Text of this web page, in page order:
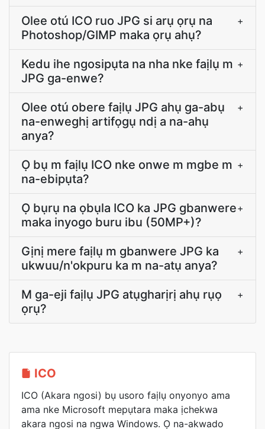
Olee otú ICO ruo JPG si arụ ọrụ na
Photoshop/GIMP maka ọrụ ahụ?
+
Kedu ihe ngosipụta na nha nke faịlụ m
JPG ga-enwe?
+
Olee otú obere faịlụ JPG ahụ ga-abụ
na-enweghị artifọgụ ndị a na-ahụ
anya?
+
Ọ bụ m faịlụ ICO nke onwe m mgbe m
na-ebipụta?
+
Ọ bụrụ na ọbụla ICO ka JPG gbanwere
maka inyogo buru ibu (50MP+)?
+
Gịnị mere faịlụ m gbanwere JPG ka
ukwuu/n'okpuru ka m na-atụ anya?
+
M ga-eji faịlụ JPG atụgharịrị ahụ rụọ
ọrụ?
+
ICO
ICO (Akara ngosi) bụ usoro faịlụ onyonyo ama
ama nke Microsoft mepụtara maka ịchekwa
akara ngosi na ngwa Windows. Ọ na-akwado